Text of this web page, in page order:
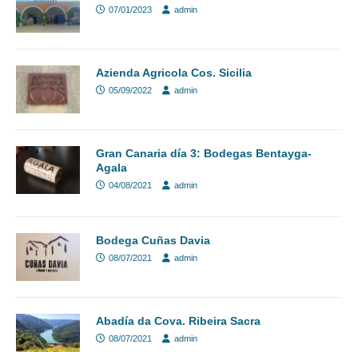
07/01/2023 admin
Azienda Agricola Cos. Sicilia
05/09/2022 admin
Gran Canaria día 3: Bodegas Bentayga-
Agala
04/08/2021 admin
Bodega Cuñas Davia
08/07/2021 admin
Abadía da Cova. Ribeira Sacra
08/07/2021 admin